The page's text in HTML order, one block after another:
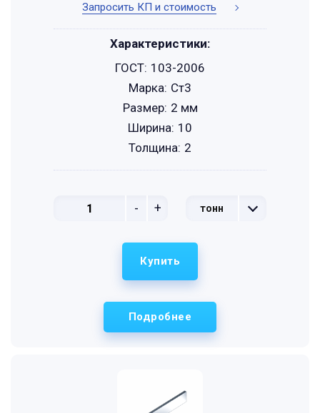
Запросить КП и стоимость
- + тонн
Характеристики:
ГОСТ: 103-2006
Марка: Ст3
Размер: 2 мм
Ширина: 10
Толщина: 2
Подробнее
Купить